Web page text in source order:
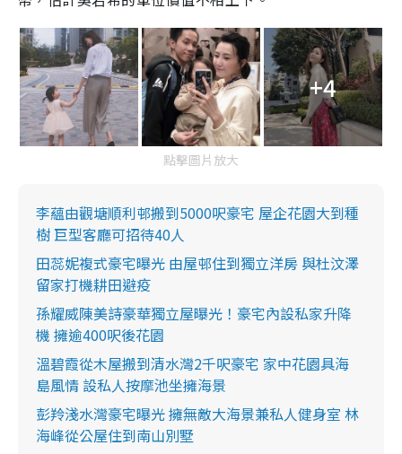
+4
點擊圖片放大
李蘊由觀塘順利邨搬到5000呎豪宅 屋企花園大到種
樹 巨型客廳可招待40人
田蕊妮複式豪宅曝光 由屋邨住到獨立洋房 與杜汶澤
留家打機耕田避疫
孫耀威陳美詩豪華獨立屋曝光！豪宅內設私家升降
機 擁逾400呎後花園
溫碧霞從木屋搬到清水灣2千呎豪宅 家中花園具海
島風情 設私人按摩池坐擁海景
彭羚淺水灣豪宅曝光 擁無敵大海景兼私人健身室 林
海峰從公屋住到南山別墅